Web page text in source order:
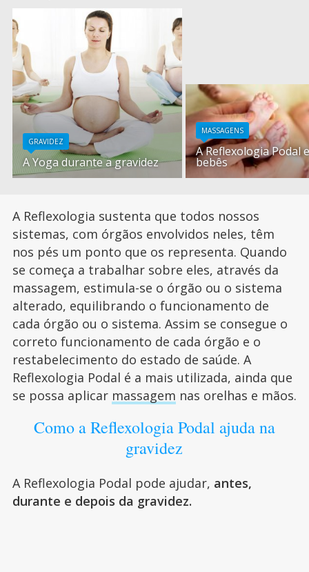
GRAVIDEZ
A Yoga durante a gravidez
MASSAGENS
A Reflexologia Podal
bebês
A Reflexologia sustenta que todos nossos
sistemas, com órgãos envolvidos neles, têm
nos pés um ponto que os representa. Quando
se começa a trabalhar sobre eles, através da
massagem, estimula-se o órgão ou o sistema
alterado, equilibrando o funcionamento de
cada órgão ou o sistema. Assim se consegue o
correto funcionamento de cada órgão e o
restabelecimento do estado de saúde. A
Reflexologia Podal é a mais utilizada, ainda que
se possa aplicar massagem nas orelhas e mãos.
Como a Reflexologia Podal ajuda na
gravidez
A Reflexologia Podal pode ajudar, antes,
durante e depois da gravidez.